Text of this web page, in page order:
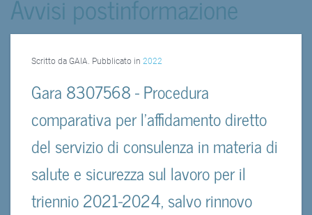
Avvisi postinformazione
Scritto da GAIA. Pubblicato in 2022
Gara 8307568 - Procedura
comparativa per l’affidamento diretto
del servizio di consulenza in materia di
salute e sicurezza sul lavoro per il
triennio 2021-2024, salvo rinnovo